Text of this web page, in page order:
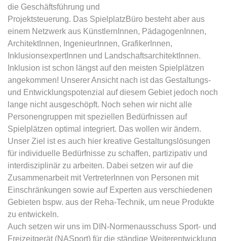
die Geschäftsführung und
Projektsteuerung. Das SpielplatzBüro besteht aber aus
einem Netzwerk aus KünstlernInnen, PädagogenInnen,
ArchitektInnen, IngenieurInnen, GrafikerInnen,
InklusionsexpertInnen und LandschaftsarchitektInnen.
Inklusion ist schon längst auf den meisten Spielplätzen
angekommen! Unserer Ansicht nach ist das Gestaltungs-
und Entwicklungspotenzial auf diesem Gebiet jedoch noch
lange nicht ausgeschöpft. Noch sehen wir nicht alle
Personengruppen mit speziellen Bedürfnissen auf
Spielplätzen optimal integriert. Das wollen wir ändern.
Unser Ziel ist es auch hier kreative Gestaltungslösungen
für individuelle Bedürfnisse zu schaffen, partizipativ und
interdisziplinär zu arbeiten. Dabei setzen wir auf die
Zusammenarbeit mit VertreterInnen von Personen mit
Einschränkungen sowie auf Experten aus verschiedenen
Gebieten bspw. aus der Reha-Technik, um neue Produkte
zu entwickeln.
Auch setzen wir uns im DIN-Normenausschuss Sport- und
Freizeitgerät (NASport) für die ständige Weiterentwicklung